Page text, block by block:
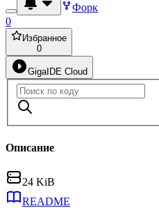
Форк
0
Избранное
0
GigaIDE Cloud
Описание
24 KiB
README